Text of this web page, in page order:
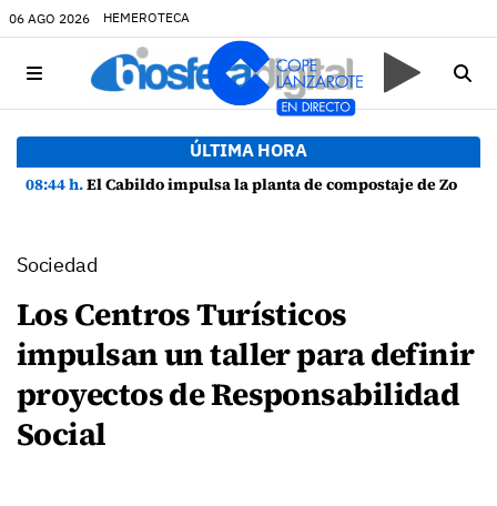
06 AGO 2026 HEMEROTECA
ÚLTIMA HORA
08:44 h.El Cabildo impulsa la planta de compostaje de Zonzamas para tratar 4.375 toneladas de biorresiduos
Sociedad
Los Centros Turísticos
impulsan un taller para definir
proyectos de Responsabilidad
Social